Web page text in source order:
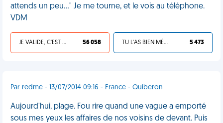
attends un peu..." Je me tourne, et le vois au téléphone.
VDM
JE VALIDE, C'EST UNE VDM 56 058 TU L'AS BIEN MÉRITÉ 5 473
Par redme - 13/07/2014 09:16 - France - Quiberon
Aujourd'hui, plage. Fou rire quand une vague a emporté
sous mes yeux les affaires de nos voisins de devant. Puis